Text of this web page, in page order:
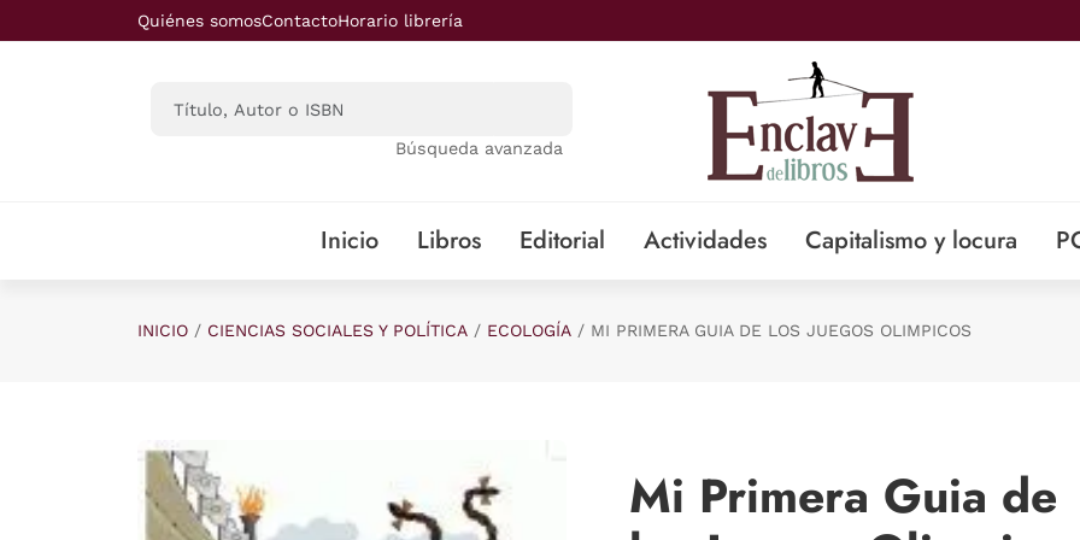
Saltar al contenido principal
Quiénes somosContactoHorario librería
Búsqueda avanzada
Inicio Libros Editorial Actividades Capitalismo y locura
INICIO CIENCIAS SOCIALES Y POLÍTICA ECOLOGÍA MI PRIMERA GUIA DE LOS JUEGOS OLIMPICOS
Mi Primera Guia de